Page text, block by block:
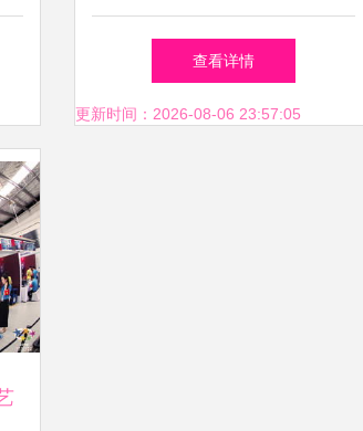
死扛了！
查看详情
更新时间：2026-08-06 23:57:05